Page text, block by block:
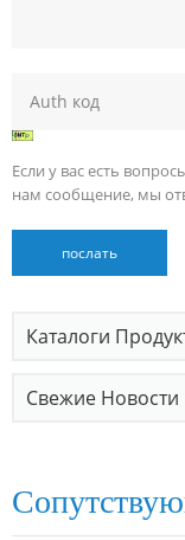
Если у вас есть
нам сообщение, мы
Каталоги
Свежие Новости